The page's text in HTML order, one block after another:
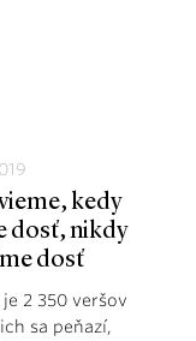
kedy
dosť, nikdy
dosť
2 350 veršov
sa peňazí,